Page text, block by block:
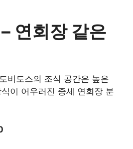
연회장 같은
비도스의 조식 공간은 높은
이 어우러진 중세 연회장 분